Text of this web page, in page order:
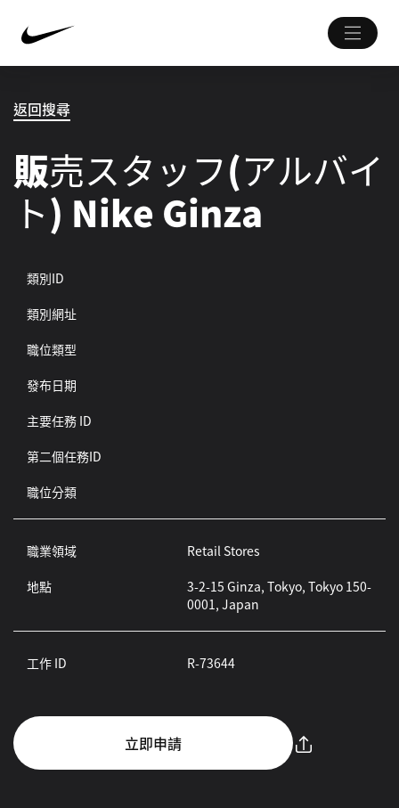
返回搜尋
販売スタッフ(アルバイ
ト) Nike Ginza
類別ID
類別網址
職位類型
發布日期
主要任務 ID
第二個任務ID
職位分類
職業領域
Retail Stores
地點
3-2-15 Ginza, Tokyo, Tokyo 150-
0001, Japan
工作 ID R-73644
立即申請